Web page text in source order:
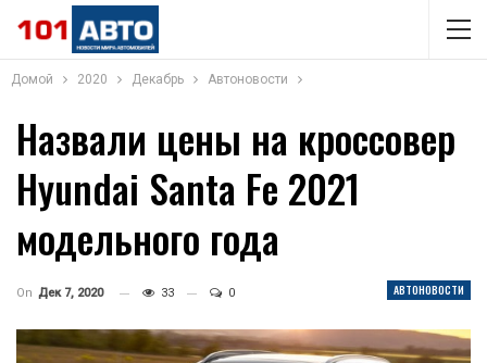
Домой 2020 Декабрь Автоновости
Назвали цены на кроссовер
Hyundai Santa Fe 2021
модельного года
АВТОНОВОСТИ
On Дек 7, 2020 33 0